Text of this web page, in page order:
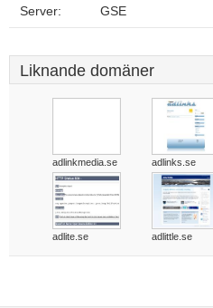
Server: GSE
Liknande domäner
adlinkmedia.se adlinks.se
adlite.se adlittle.se